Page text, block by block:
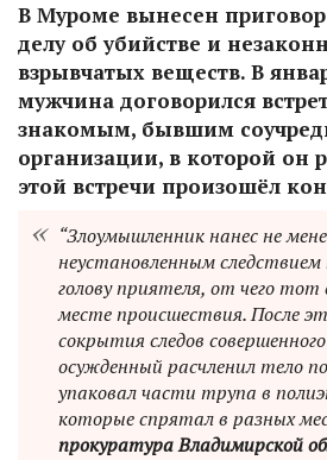
В Муроме вынесен
делу об убийстве и
взрывчатых веществ. В
мужчина договорился
знакомым, бывшим
организации, в которой он
этой встречи произошёл
“Злоумышленник нанес не
неустановленным
голову приятеля, от чего тот
месте происшествия. После
сокрытия следов
осужденный расчленил тело
упаковал части трупа в
которые спрятал в разных
прокуратура Владимирской